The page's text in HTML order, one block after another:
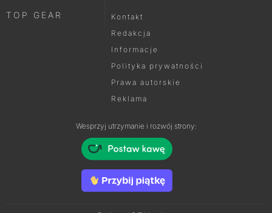
TOP GEAR
Kontakt
Redakcja
Informacje
Polityka prywatności
Prawa autorskie
Reklama
Wesprzyj utrzymanie i rozwój strony: